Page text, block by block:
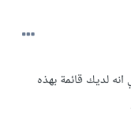
لديك قائمة بهذه